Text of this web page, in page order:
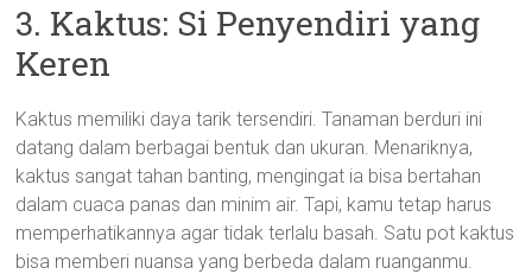
3. Kaktus: Si Penyendiri yang
Keren
Kaktus memiliki daya tarik tersendiri. Tanaman berduri ini
datang dalam berbagai bentuk dan ukuran. Menariknya,
kaktus sangat tahan banting, mengingat ia bisa bertahan
dalam cuaca panas dan minim air. Tapi, kamu tetap harus
memperhatikannya agar tidak terlalu basah. Satu pot kaktus
bisa memberi nuansa yang berbeda dalam ruanganmu.